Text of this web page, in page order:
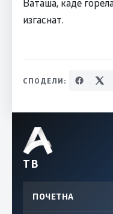
изгаснат.
СПОДЕЛИ:
ТВ
ПОЧЕТНА